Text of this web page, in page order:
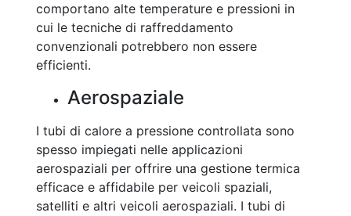
comportano alte temperature e pressioni in
cui le tecniche di raffreddamento
convenzionali potrebbero non essere
efficienti.
Aerospaziale
I tubi di calore a pressione controllata sono
spesso impiegati nelle applicazioni
aerospaziali per offrire una gestione termica
efficace e affidabile per veicoli spaziali,
satelliti e altri veicoli aerospaziali. I tubi di